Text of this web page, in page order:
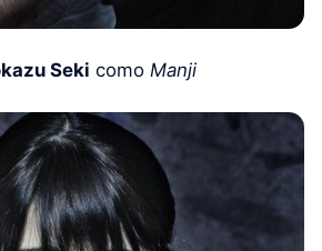
Seki como Manji